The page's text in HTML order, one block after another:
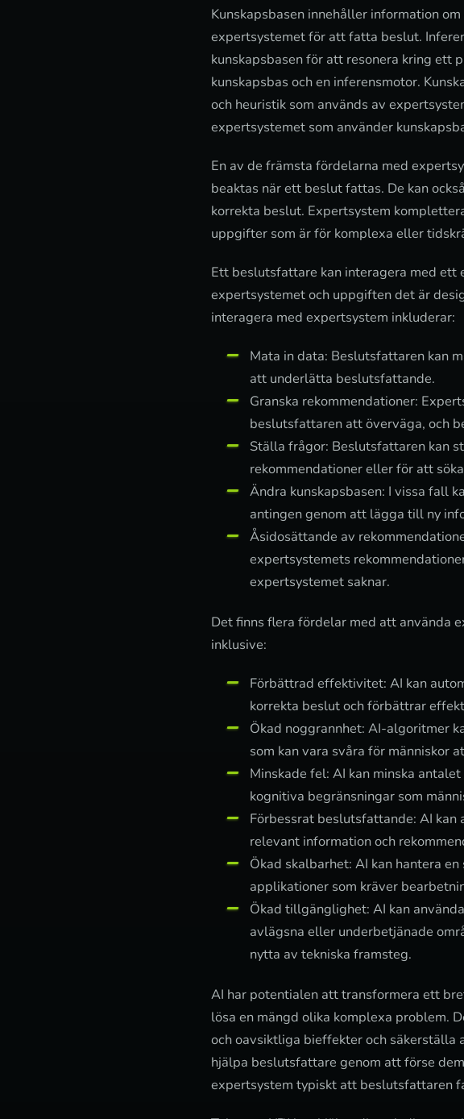
Kunskapsbasen innehåller information
expertsystemet för att fatta beslut.
kunskapsbasen för att resonera kring ett
kunskapsbas och en inferensmotor.
och heuristik som används av
expertsystemet som använder
En av de främsta fördelarna med
beaktas när ett beslut fattas. De kan
korrekta beslut. Expertsystem
uppgifter som är för komplexa eller
Ett beslutsfattare kan interagera med ett
expertsystemet och uppgiften det är
interagera med expertsystem inkluderar:
Mata in data: Beslutsfattaren kan
att underlätta beslutsfattande.
Granska rekommendationer:
beslutsfattaren att överväga, och
Ställa frågor: Beslutsfattaren kan
rekommendationer eller för att
Ändra kunskapsbasen: I vissa fall
antingen genom att lägga till ny
Åsidosättande av
expertsystemets
expertsystemet saknar.
Det finns flera fördelar med att använda
inklusive:
Förbättrad effektivitet: AI kan
korrekta beslut och förbättrar
Ökad noggrannhet: AI-algoritmer
som kan vara svåra för människor
Minskade fel: AI kan minska
kognitiva begränsningar som
Förbessrat beslutsfattande: AI
relevant information och
Ökad skalbarhet: AI kan hantera
applikationer som kräver
Ökad tillgänglighet: AI kan
avlägsna eller underbetjänade
nytta av tekniska framsteg.
AI har potentialen att transformera ett
lösa en mängd olika komplexa problem.
och oavsiktliga bieffekter och
hjälpa beslutsfattare genom att förse
expertsystem typiskt att beslutsfattaren